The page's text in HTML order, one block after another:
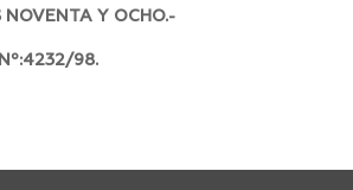
NOVENTA Y OCHO.-
98.